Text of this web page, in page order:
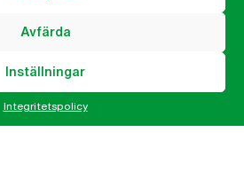
Avfärda
Inställningar
Integritetspolicy
sig till Arab Women
sin historia, och det märks att
igång. Till vardags bor hon i